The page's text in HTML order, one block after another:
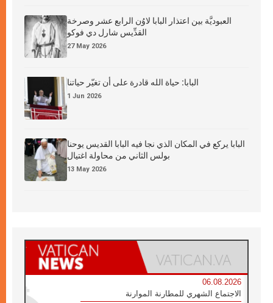
العبوديَّة بين اعتذار البابا لاوُن الرابع عشر وصرخة
القدِّيس شارل دي فوكو
27 May 2026
البابا: حياة الله قادرة على أن تغيّر حياتنا
1 Jun 2026
البابا يركع في المكان الذي نجا فيه البابا القديس يوحنا
بولس الثاني من محاولة اغتيال
13 May 2026
06.08.2026
الاجتماع الشهري للمطارنة الموارنة